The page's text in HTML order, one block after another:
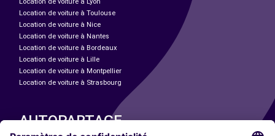
Location de voiture à Toulouse
Location de voiture à Nice
Location de voiture à Nantes
Location de voiture à Bordeaux
Location de voiture à Lille
Location de voiture à Montpellier
Location de voiture à Strasbourg
AUTOPARTAGE